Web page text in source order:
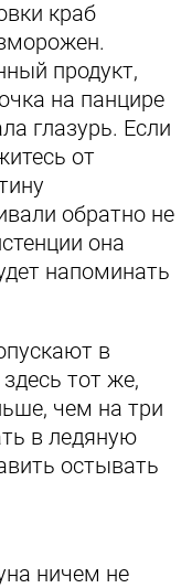
краб
продукт,
на панцире
глазурь. Если
от
обратно не
она
напоминать
в
тот же,
чем на три
в ледяную
остывать
ничем не